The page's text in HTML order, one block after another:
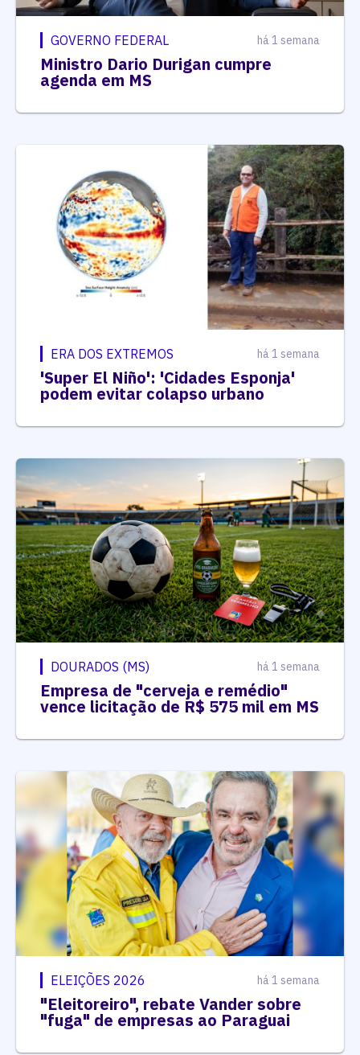
GOVERNO FEDERAL há 1 semana
Ministro Dario Durigan cumpre
agenda em MS
ERA DOS EXTREMOS há 1 semana
'Super El Niño': 'Cidades Esponja'
podem evitar colapso urbano
DOURADOS (MS) há 1 semana
Empresa de "cerveja e remédio"
vence licitação de R$ 575 mil em MS
ELEIÇÕES 2026 há 1 semana
"Eleitoreiro", rebate Vander sobre
"fuga" de empresas ao Paraguai